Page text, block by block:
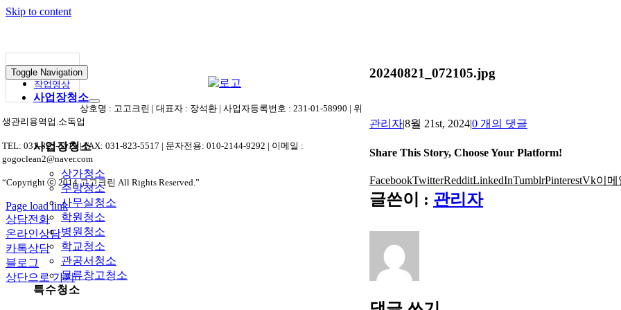
Skip to content
Toggle Navigation
사업장청소
사업장청소
상가청소
주방청소
사무실청소
학원청소
병원청소
학교청소
관공서청소
물류창고청소
특수청소
20240821_072105.jpg
관리자|8월 21st, 2024|0 개의 댓글
Share This Story, Choose Your Platform!
FacebookTwitterRedditLinkedInTumblrPinterestVk이메
글쓴이 : 관리자
작업갤러리
작업영상
상호명 : 고고크린 | 대표자 : 장석환 | 사업자등록번호 : 231-01-58990 | 위
생관리용역업.소독업
TEL: 031-823-5515 | FAX: 031-823-5517 | 문자전용: 010-2144-9292 | 이메일 :
gogoclean2@naver.com
“Copyright ⓒ 2014 고고크린 All Rights Reserved.”
Page load link
상담전화
온라인상담
카톡상담
블로그
상단으로 가기